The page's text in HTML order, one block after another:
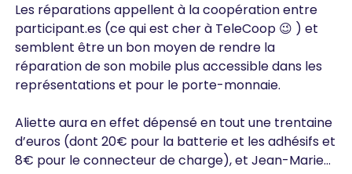
Les réparations appellent à la coopération entre
participant.es (ce qui est cher à TeleCoop 😉 ) et
semblent être un bon moyen de rendre la
réparation de son mobile plus accessible dans les
représentations et pour le porte-monnaie.
Aliette aura en effet dépensé en tout une trentaine
d’euros (dont 20€ pour la batterie et les adhésifs et
8€ pour le connecteur de charge), et Jean-Marie…